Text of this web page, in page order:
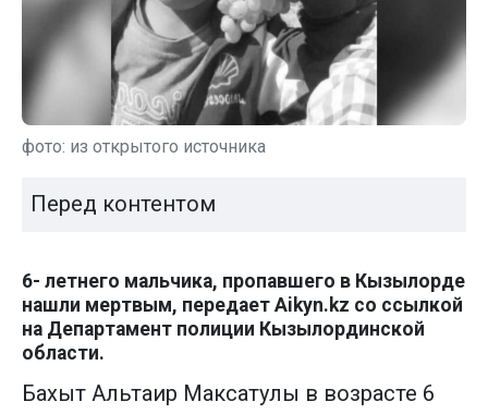
фото: из открытого источника
Перед контентом
6- летнего мальчика, пропавшего в Кызылорде
нашли мертвым, передает Aikyn.kz со ссылкой
на Департамент полиции Кызылординской
области.
Бахыт Альтаир Максатулы в возрасте 6